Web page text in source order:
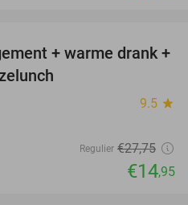
46%
+ warme drank +
9.5 star
Regulier €27,75
€14,95